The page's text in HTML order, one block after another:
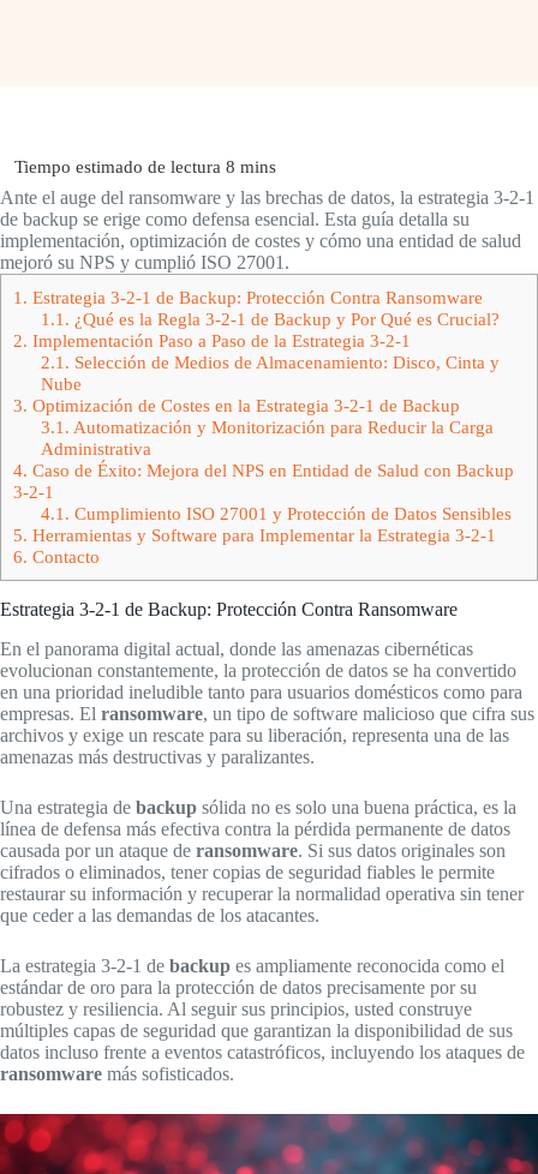
Ante el auge del ransomware y las brechas de datos, la estrategia 3-2-1
de backup se erige como defensa esencial. Esta guía detalla su
implementación, optimización de costes y cómo una entidad de salud
mejoró su NPS y cumplió ISO 27001.
1. Estrategia 3-2-1 de Backup: Protección Contra Ransomware
1.1. ¿Qué es la Regla 3-2-1 de Backup y Por Qué es Crucial?
2. Implementación Paso a Paso de la Estrategia 3-2-1
2.1. Selección de Medios de Almacenamiento: Disco, Cinta y
Nube
3. Optimización de Costes en la Estrategia 3-2-1 de Backup
3.1. Automatización y Monitorización para Reducir la Carga
Administrativa
4. Caso de Éxito: Mejora del NPS en Entidad de Salud con Backup
3-2-1
4.1. Cumplimiento ISO 27001 y Protección de Datos Sensibles
5. Herramientas y Software para Implementar la Estrategia 3-2-1
6. Contacto
Estrategia 3-2-1 de Backup: Protección Contra Ransomware
En el panorama digital actual, donde las amenazas cibernéticas
evolucionan constantemente, la protección de datos se ha convertido
en una prioridad ineludible tanto para usuarios domésticos como para
empresas. El ransomware, un tipo de software malicioso que cifra sus
archivos y exige un rescate para su liberación, representa una de las
amenazas más destructivas y paralizantes.
Una estrategia de backup sólida no es solo una buena práctica, es la
línea de defensa más efectiva contra la pérdida permanente de datos
causada por un ataque de ransomware. Si sus datos originales son
cifrados o eliminados, tener copias de seguridad fiables le permite
restaurar su información y recuperar la normalidad operativa sin tener
que ceder a las demandas de los atacantes.
La estrategia 3-2-1 de backup es ampliamente reconocida como el
estándar de oro para la protección de datos precisamente por su
robustez y resiliencia. Al seguir sus principios, usted construye
múltiples capas de seguridad que garantizan la disponibilidad de sus
datos incluso frente a eventos catastróficos, incluyendo los ataques de
ransomware más sofisticados.